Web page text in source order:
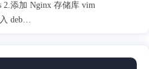
deb
bullseye nginx deb-src